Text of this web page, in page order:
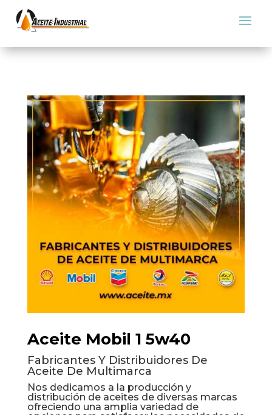
Aceite Mobil 1 5w40
Fabricantes Y Distribuidores De
Aceite De Multimarca
Nos dedicamos a la producción y
distribución de aceites de diversas marcas
ofreciendo una amplia variedad de